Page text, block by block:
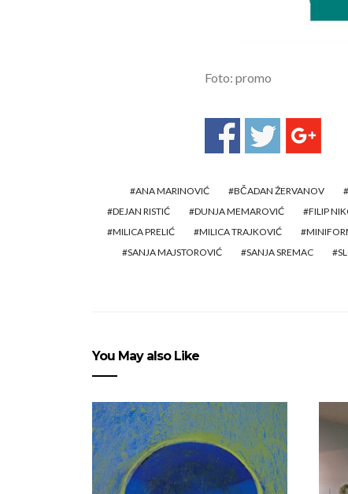
Foto: promo
ANA MARINOVIĆ BČADAN ŽERVANOV
DEJAN RISTIĆ
DUNJA MEMAROVIĆ FILIP
MILICA PRELIĆ
MILICA TRAJKOVIĆ
SANJA MAJSTOROVIĆ
SANJA SREMAC
You May also Like